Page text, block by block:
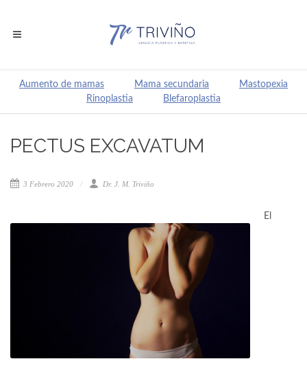
Aumento de mamas Mama secundaria
Mastopexia
Rinoplastia
Blefaroplastia
PECTUS EXCAVATUM
3 Febrero 2020 Dr. J. M. Triviño
El